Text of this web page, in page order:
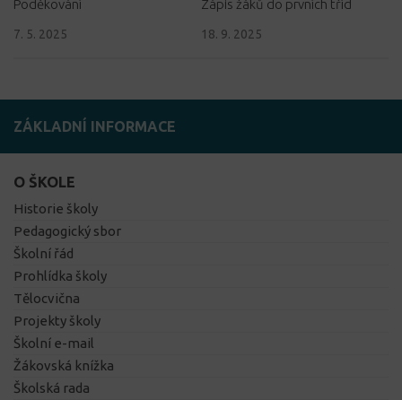
Poděkování
7. 5. 2025
Zápis žáků do prvních tříd
18. 9. 2025
ZÁKLADNÍ INFORMACE
O ŠKOLE
Historie školy
Pedagogický sbor
Školní řád
Prohlídka školy
Tělocvična
Projekty školy
Školní e-mail
Žákovská knížka
Školská rada